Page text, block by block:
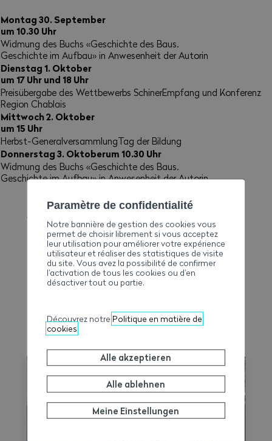
Montag 30. September
um 10.30 Uhr
Widmung des Buchs «Geschichte des Baus.
Geschichte im Aufbau» in Anwesenheit der Autorin
Dienstag 1. Oktober
um 17 Uhr und 18 Uhr
Preisübergabe des Wettbewerbs SchinerEmpfang und Konferenz
Region Chablais
Mittwoch 2. Oktober
um 15 Uhr
Herbst-GeneralversammlungTag der Bildung
Donnerstag 3. Oktoberum 10.30 Uhr
Widmung des Buchs «Geschichte des Baus.
Geschichte im Aufbau» in Anwesenheit der Autorin
ANIMATIONEN JEDEN TAG
Multimedia-Ausstellung über die Geschichte des
WBV und die Bauwirtschaft im Wallis
Wettbewerbe und Multimedia-Animationen
Demonstrationen des Know-hows: Bau einer
Entdecken der Welt der Baustellen der
Bauwirtschaft, virtuell und in erweiterter Realität
Paramètre de confidentialité
Notre bannière de gestion des cookies vous
permet de choisir librement si vous acceptez
leur utilisation pour améliorer votre expérience
utilisateur et réaliser des statistiques de visite
du site. Vous avez la possibilité de confirmer
l’activation de tous les cookies ou d’en
désactiver tout ou partie.
Découvrez notre Politique en matière de
cookies
Alle akzeptieren
Alle ablehnen
Meine Einstellungen